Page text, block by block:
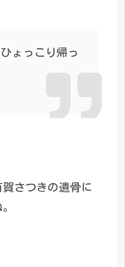
ょっこり帰っ
さつきの遺骨に